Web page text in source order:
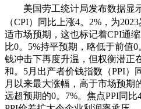
美国劳工统计局发布数据显
（CPI）同比上涨4。2%，为
适市场预期，这也标记着CPI通
比0。5%持平预期，略低于前值
钱冲击下再度升温，但权衡潜正
和。5月出产者价钱指数（PPI）
月以来最大涨幅，高于市场预期
远超预期的0。7%。焦点PPI同比